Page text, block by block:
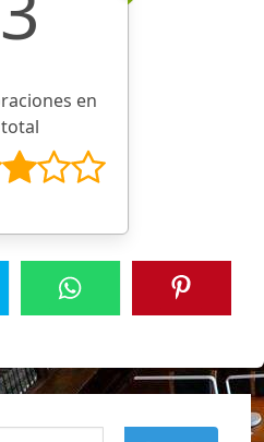
en
total